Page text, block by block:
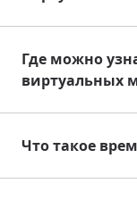
Где можно
виртуальных
Что такое